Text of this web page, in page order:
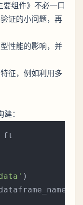
组件》不必一口
证的小问题，再
性能的影响，并
征，例如利用多
：
ft
)